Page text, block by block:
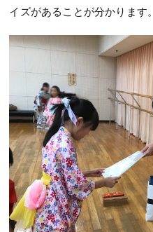
イズがあることが分かります。